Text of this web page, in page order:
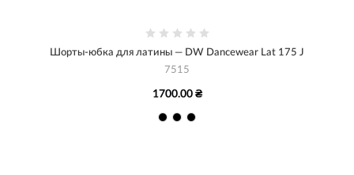
Шорты-юбка для латины — DW Dancewear Lat 175 J
7515
1700.00 ₴